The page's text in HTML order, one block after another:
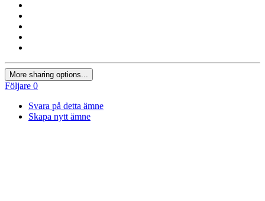
More sharing options...
Följare 0
Svara på detta ämne
Skapa nytt ämne